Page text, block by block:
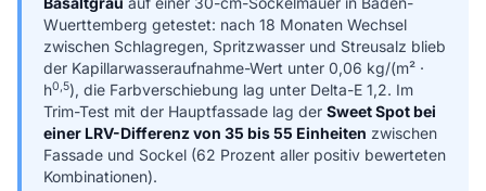
Wuerttemberg getestet: nach 18 Monaten Wechsel
zwischen Schlagregen, Spritzwasser und Streusalz blieb
der Kapillarwasseraufnahme-Wert unter 0,06 kg/(m² ·
h0,5), die Farbverschiebung lag unter Delta-E 1,2. Im
Trim-Test mit der Hauptfassade lag der Sweet Spot bei
einer LRV-Differenz von 35 bis 55 Einheiten zwischen
Fassade und Sockel (62 Prozent aller positiv bewerteten
Kombinationen).